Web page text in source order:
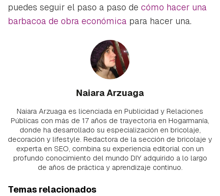
puedes seguir el paso a paso de cómo hacer una
barbacoa de obra económica para hacer una.
Naiara Arzuaga
Naiara Arzuaga es licenciada en Publicidad y Relaciones
Públicas con más de 17 años de trayectoria en Hogarmanía,
donde ha desarrollado su especialización en bricolaje,
decoración y lifestyle. Redactora de la sección de bricolaje y
experta en SEO, combina su experiencia editorial con un
profundo conocimiento del mundo DIY adquirido a lo largo
de años de práctica y aprendizaje continuo.
Temas relacionados